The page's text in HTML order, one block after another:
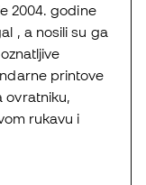
2004. godine
, a nosili su ga
printove
rukavu i